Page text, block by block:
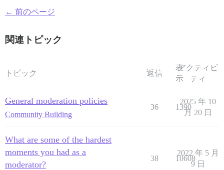
← 前のページ
関連トピック
トピック 返信
表
示
アクティビ
ティ
General moderation policies
Community Building
36 1390
2025 年 10
月 20 日
What are some of the hardest
moments you had as a
moderator?
38 10608
2022 年 5 月
9 日